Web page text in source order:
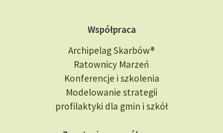
Współpraca
Archipelag Skarbów®
Ratownicy Marzeń
Konferencje i szkolenia
Modelowanie strategii
profilaktyki dla gmin i szkół